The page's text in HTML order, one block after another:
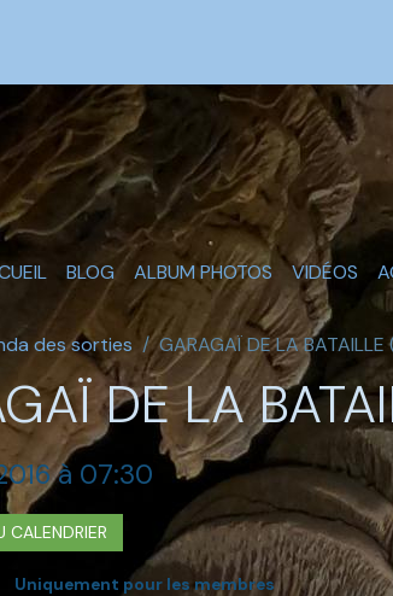
BLOG ALBUM PHOTOS VIDÉOS
des sorties GARAGAÏ DE LA
DE LA
à 07:30
CALENDRIER
Uniquement pour les membres